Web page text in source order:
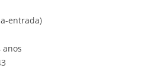
entrada)
anos